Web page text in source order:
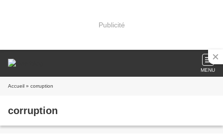
Publicité
MENU
Accueil » corruption
corruption